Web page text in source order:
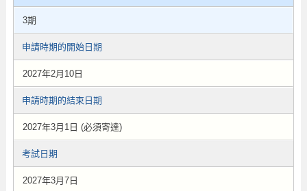
3期
申請時期的開始日期
2027年2月10日
申請時期的結束日期
2027年3月1日 (必須寄達)
考試日期
2027年3月7日